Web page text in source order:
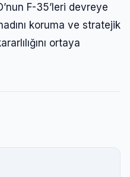
F-35’leri devreye
koruma ve stratejik
ortaya